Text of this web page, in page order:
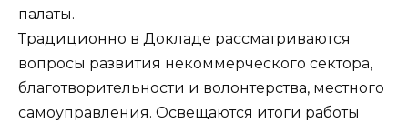
палаты.
Традиционно в Докладе рассматриваются
вопросы развития некоммерческого сектора,
благотворительности и волонтерства, местного
самоуправления. Освещаются итоги работы